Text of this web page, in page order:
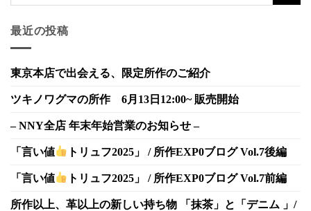
最近の投稿
東京本店で出会える、限定所作のご紹介
ツキノワグマの所作 6月13日12:00~ 販売開始
– NNY全店 年末年始営業のお知らせ –
「言い値 トリュフ2025」 / 所作EXP0ブログ Vol.7後編
「言い値 トリュフ2025」 / 所作EXP0ブログ Vol.7前編
所作以上、革以上の新しい持ち物 「抹茶」と「デニム 」/